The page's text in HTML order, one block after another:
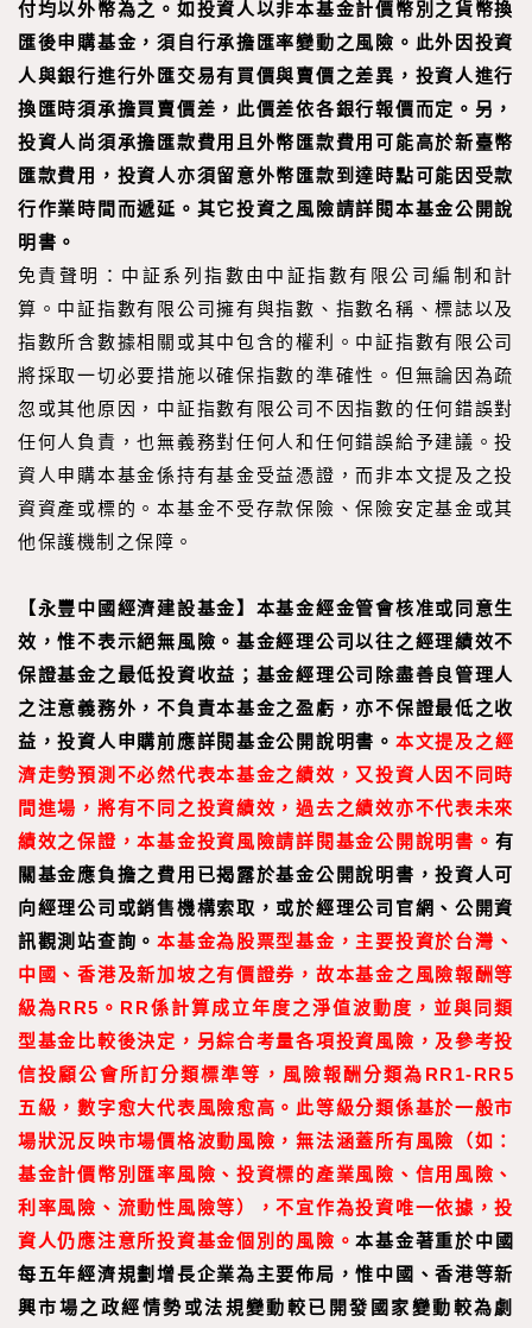
付均以外幣為之。如投資人以非本基金計價幣別之貨幣換
匯後申購基金，須自行承擔匯率變動之風險。此外因投資
人與銀行進行外匯交易有買價與賣價之差異，投資人進行
換匯時須承擔買賣價差，此價差依各銀行報價而定。另，
投資人尚須承擔匯款費用且外幣匯款費用可能高於新臺幣
匯款費用，投資人亦須留意外幣匯款到達時點可能因受款
行作業時間而遞延。其它投資之風險請詳閱本基金公開說
明書。
免責聲明：中証系列指數由中証指數有限公司編制和計
算。中証指數有限公司擁有與指數、指數名稱、標誌以及
指數所含數據相關或其中包含的權利。中証指數有限公司
將採取一切必要措施以確保指數的準確性。但無論因為疏
忽或其他原因，中証指數有限公司不因指數的任何錯誤對
任何人負責，也無義務對任何人和任何錯誤給予建議。投
資人申購本基金係持有基金受益憑證，而非本文提及之投
資資產或標的。本基金不受存款保險、保險安定基金或其
他保護機制之保障。
【永豐中國經濟建設基金】本基金經金管會核准或同意生
效，惟不表示絕無風險。基金經理公司以往之經理績效不
保證基金之最低投資收益；基金經理公司除盡善良管理人
之注意義務外，不負責本基金之盈虧，亦不保證最低之收
益，投資人申購前應詳閱基金公開說明書。 本文提及之經
濟走勢預測不必然代表本基金之績效，又投資人因不同時
間進場，將有不同之投資績效，過去之績效亦不代表未來
績效之保證，本基金投資風險請詳閱基金公開說明書。 有
關基金應負擔之費用已揭露於基金公開說明書，投資人可
向經理公司或銷售機構索取，或於經理公司官網、公開資
訊觀測站查詢。本基金為股票型基金，主要投資於台灣、
中國、香港及新加坡之有價證券，故本基金之風險報酬等
級為RR5。RR係計算成立年度之淨值波動度，並與同類
型基金比較後決定，另綜合考量各項投資風險，及參考投
信投顧公會所訂分類標準等，風險報酬分類為RR1-RR5
五級，數字愈大代表風險愈高。此等級分類係基於一般市
場狀況反映市場價格波動風險，無法涵蓋所有風險（如：
基金計價幣別匯率風險、投資標的產業風險、信用風險、
利率風險、流動性風險等），不宜作為投資唯一依據，投
資人仍應注意所投資基金個別的風險。本基金著重於中國
每五年經濟規劃增長企業為主要佈局，惟中國、香港等新
興市場之政經情勢或法規變動較已開發國家變動較為劇